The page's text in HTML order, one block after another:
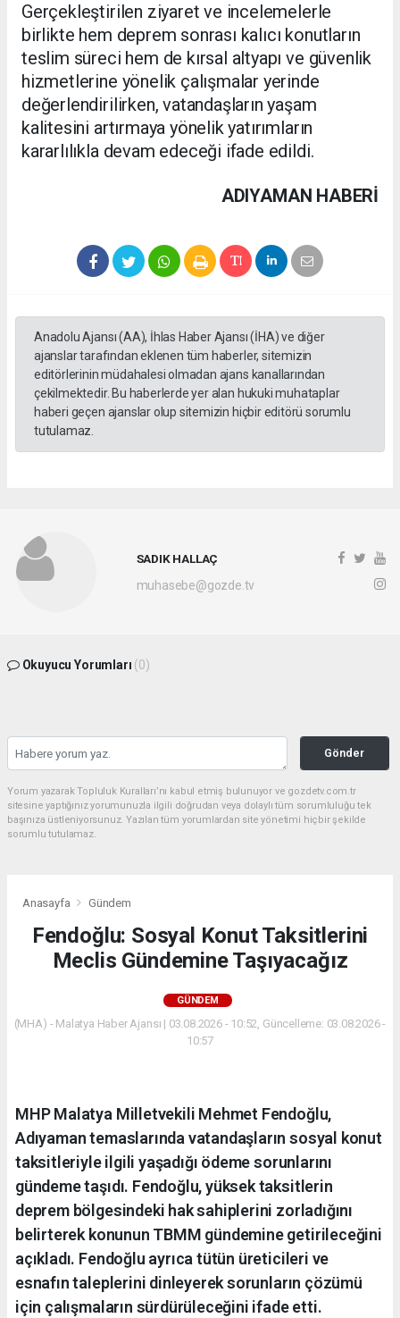
Gerçekleştirilen ziyaret ve incelemelerle
birlikte hem deprem sonrası kalıcı konutların
teslim süreci hem de kırsal altyapı ve güvenlik
hizmetlerine yönelik çalışmalar yerinde
değerlendirilirken, vatandaşların yaşam
kalitesini artırmaya yönelik yatırımların
kararlılıkla devam edeceği ifade edildi.
ADIYAMAN HABERİ
Anadolu Ajansı (AA), İhlas Haber Ajansı (İHA) ve diğer
ajanslar tarafından eklenen tüm haberler, sitemizin
editörlerinin müdahalesi olmadan ajans kanallarından
çekilmektedir. Bu haberlerde yer alan hukuki muhataplar
haberi geçen ajanslar olup sitemizin hiçbir editörü sorumlu
tutulamaz.
SADIK HALLAÇ
muhasebe@gozde.tv
Okuyucu Yorumları (0)
Gönder
Yorum yazarak Topluluk Kuralları’nı kabul etmiş bulunuyor ve gozdetv.com.tr
sitesine yaptığınız yorumunuzla ilgili doğrudan veya dolaylı tüm sorumluluğu tek
başınıza üstleniyorsunuz. Yazılan tüm yorumlardan site yönetimi hiçbir şekilde
sorumlu tutulamaz.
Anasayfa Gündem
Fendoğlu: Sosyal Konut Taksitlerini
Meclis Gündemine Taşıyacağız
GÜNDEM
(MHA) - Malatya Haber Ajansı | 03.08.2026 - 10:52, Güncelleme: 03.08.2026 -
10:57
MHP Malatya Milletvekili Mehmet Fendoğlu,
Adıyaman temaslarında vatandaşların sosyal konut
taksitleriyle ilgili yaşadığı ödeme sorunlarını
gündeme taşıdı. Fendoğlu, yüksek taksitlerin
deprem bölgesindeki hak sahiplerini zorladığını
belirterek konunun TBMM gündemine getirileceğini
açıkladı. Fendoğlu ayrıca tütün üreticileri ve
esnafın taleplerini dinleyerek sorunların çözümü
için çalışmaların sürdürüleceğini ifade etti.